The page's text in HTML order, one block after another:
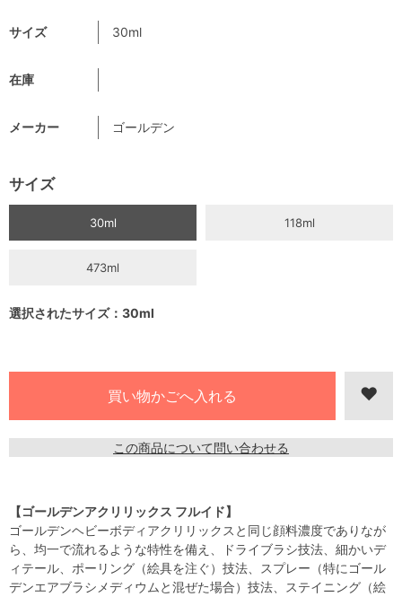
サイズ 30ml
在庫
メーカー ゴールデン
サイズ
30ml 118ml
473ml
選択されたサイズ：30ml
この商品について問い合わせる
【ゴールデンアクリリックス フルイド】
ゴールデンヘビーボディアクリリックスと同じ顔料濃度でありなが
ら、均一で流れるような特性を備え、ドライブラシ技法、細かいデ
ィテール、ポーリング（絵具を注ぐ）技法、スプレー（特にゴール
デンエアブラシメディウムと混ぜた場合）技法、ステイニング（絵